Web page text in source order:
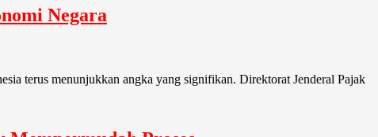
Negara
terus menunjukkan angka yang signifikan. Direktorat Jenderal Pajak